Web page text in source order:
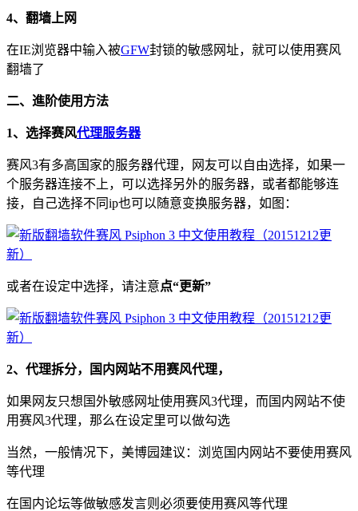
4、翻墙上网
在IE浏览器中输入被GFW封锁的敏感网址，就可以使用赛风
翻墙了
二、進阶使用方法
1、选择赛风代理服务器
赛风3有多高国家的服务器代理，网友可以自由选择，如果一
个服务器连接不上，可以选择另外的服务器，或者都能够连
接，自己选择不同ip也可以随意变换服务器，如图：
或者在设定中选择，请注意点“更新”
2、代理拆分，国内网站不用赛风代理，
如果网友只想国外敏感网址使用赛风3代理，而国内网站不使
用赛风3代理，那么在设定里可以做勾选
当然，一般情况下，美博园建议：浏览国内网站不要使用赛风
等代理
在国内论坛等做敏感发言则必须要使用赛风等代理